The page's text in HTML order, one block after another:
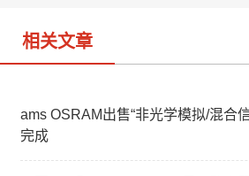
相关文章
ams OSRAM出售“非光学模拟/混合
完成